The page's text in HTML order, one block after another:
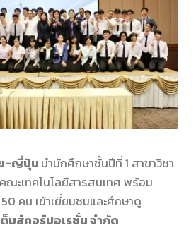
ย-ญี่ปุ่น นำนักศึกษาชั้นปีที่ 1 สาขาวิชา
ณะเทคโนโลยีสารสนเทศ พร้อม
คน เข้าเยี่ยมชมและศึกษาดู
มส์คอร์ปอเรชั่น จำกัด